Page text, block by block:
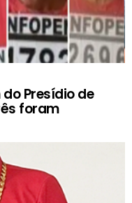
Presídio de
foram